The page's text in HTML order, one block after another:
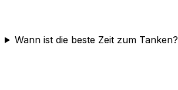
Wann ist die beste Zeit zum Tanken?